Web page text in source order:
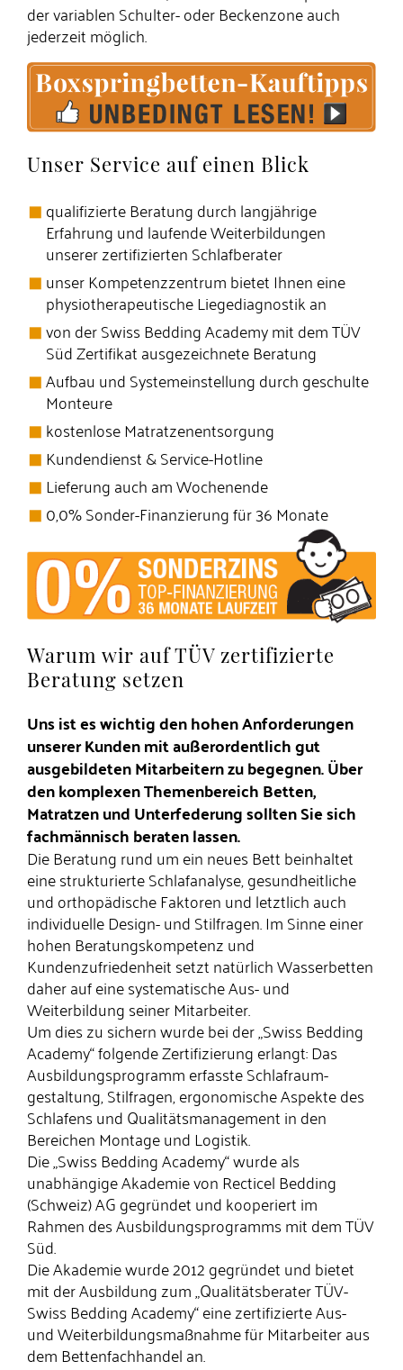
der variablen Schulter- oder Beckenzone auch
jederzeit möglich.
Unser Service auf einen Blick
qualifizierte Beratung durch langjährige
Erfahrung und laufende Weiterbildungen
unserer zertifizierten Schlafberater
unser Kompetenzzentrum bietet Ihnen eine
physiotherapeutische Liegediagnostik an
von der Swiss Bedding Academy mit dem TÜV
Süd Zertifikat ausgezeichnete Beratung
Aufbau und Systemeinstellung durch geschulte
Monteure
kostenlose Matratzenentsorgung
Kundendienst & Service-Hotline
Lieferung auch am Wochenende
0,0% Sonder-Finanzierung für 36 Monate
Warum wir auf TÜV zertifizierte
Beratung setzen
Uns ist es wichtig den hohen Anforderungen
unserer Kunden mit außerordentlich gut
ausgebildeten Mitarbeitern zu begegnen. Über
den komplexen Themenbereich Betten,
Matratzen und Unterfederung sollten Sie sich
fachmännisch beraten lassen.
Die Beratung rund um ein neues Bett beinhaltet
eine strukturierte Schlafanalyse, gesundheitliche
und orthopädische Faktoren und letztlich auch
individuelle Design- und Stilfragen. Im Sinne einer
hohen Beratungs­kompetenz und
Kundenzufriedenheit setzt natürlich Wasserbetten
daher auf eine systematische Aus- und
Weiterbildung seiner Mitarbeiter.
Um dies zu sichern wurde bei der „Swiss Bedding
Academy“ folgende Zertifizierung erlangt: Das
Ausbildungsprogramm erfasste Schlaf­raum­
gestaltung, Stilfragen, ergonomische Aspekte des
Schlafens und Qualitätsmanagement in den
Bereichen Montage und Logistik.
Die „Swiss Bedding Academy“ wurde als
unabhängige Akademie von Recticel Bedding
(Schweiz) AG gegründet und kooperiert im
Rahmen des Ausbildungsprogramms mit dem TÜV
Süd.
Die Akademie wurde 2012 gegründet und bietet
mit der Ausbildung zum „Qualitätsberater TÜV-
Swiss Bedding Academy“ eine zertifizierte Aus-
und Weiterbildungsmaßnahme für Mitarbeiter aus
dem Bettenfachhandel an.